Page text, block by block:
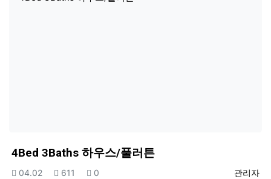
4Bed 3Baths 하우스/풀러튼
등록자
관리자
등록일
04.02 조회
611 추천
0